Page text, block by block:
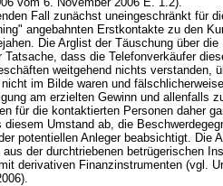
Fall zunächst uneingeschränkt für
angebahnten Erstkontakte zu den
Die Arglist der Täuschung über
dass die Telefonverkäufer
weitgehend nichts verstanden,
im Bilde waren und
am erzielten Gewinn und allenfalls
für die kontaktierten Personen daher
Umstand ab, die
potentiellen Anleger beabsichtigt. Die
der durchtriebenen betrügerischen
derivativen Finanzinstrumenten (vgl.